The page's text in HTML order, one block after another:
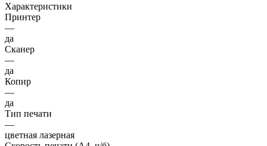
Характеристики
Принтер
—
да
Сканер
—
да
Копир
—
да
Тип печати
—
цветная лазерная